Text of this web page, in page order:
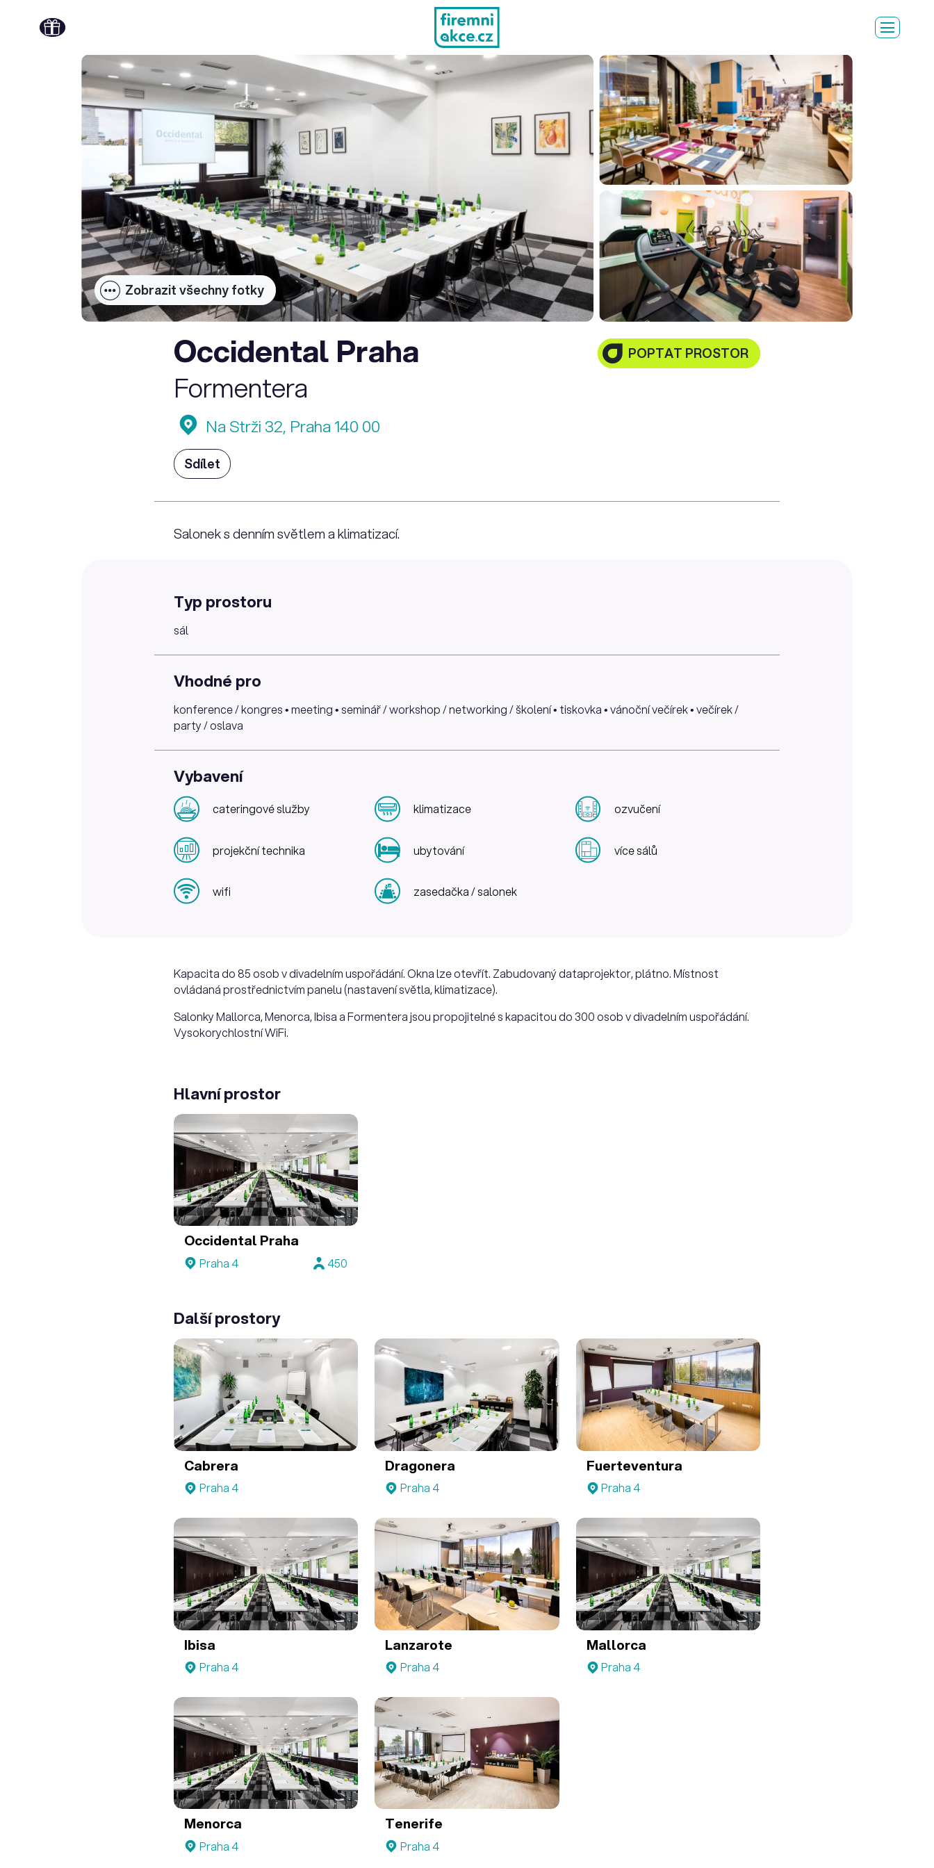
Zobrazit všechny fotky
Occidental Praha
Formentera
POPTAT PROSTOR
Na Strži 32, Praha 140 00
Sdílet
Salonek s denním světlem a klimatizací.
Typ prostoru
sál
Vhodné pro
konference / kongres • meeting • seminář / workshop / networking / školení • tiskovka • vánoční večírek • večírek /
party / oslava
Vybavení
cateringové služby klimatizace ozvučení
projekční technika ubytování více sálů
wifi zasedačka / salonek
Kapacita do 85 osob v divadelním uspořádání. Okna lze otevřít. Zabudovaný dataprojektor, plátno. Místnost
ovládaná prostřednictvím panelu (nastavení světla, klimatizace).
Salonky Mallorca, Menorca, Ibisa a Formentera jsou propojitelné s kapacitou do 300 osob v divadelním uspořádání.
Vysokorychlostní WiFi.
Hlavní prostor
Occidental Praha
Praha 4 450
Další prostory
Cabrera
Praha 4
Dragonera
Praha 4
Fuerteventura
Praha 4
Ibisa
Praha 4
Lanzarote
Praha 4
Mallorca
Praha 4
Menorca
Praha 4
Tenerife
Praha 4